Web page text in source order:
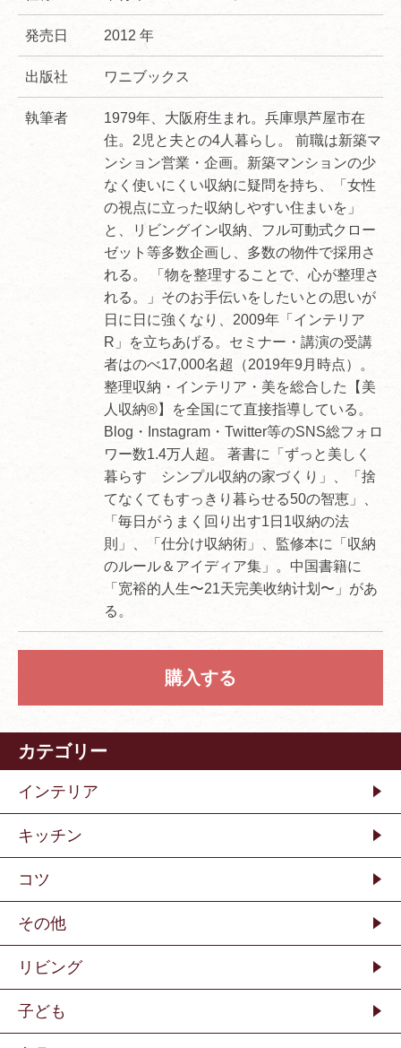
発売日 2012 年
出版社 ワニブックス
執筆者
1979年、大阪府生まれ。兵庫県芦屋市在
住。2児と夫との4人暮らし。 前職は新築マ
ンション営業・企画。新築マンションの少
なく使いにくい収納に疑問を持ち、「女性
の視点に立った収納しやすい住まいを」
と、リビングイン収納、フル可動式クロー
ゼット等多数企画し、多数の物件で採用さ
れる。 「物を整理することで、心が整理さ
れる。」そのお手伝いをしたいとの思いが
日に日に強くなり、2009年「インテリア
R」を立ちあげる。セミナー・講演の受講
者はのべ17,000名超（2019年9月時点）。
整理収納・インテリア・美を総合した【美
人収納®】を全国にて直接指導している。
Blog・Instagram・Twitter等のSNS総フォロ
ワー数1.4万人超。 著書に「ずっと美しく
暮らす シンプル収納の家づくり」、「捨
てなくてもすっきり暮らせる50の智恵」、
「毎日がうまく回り出す1日1収納の法
則」、「仕分け収納術」、監修本に「収納
のルール＆アイディア集」。中国書籍に
「宽裕的人生〜21天完美收纳计划〜」があ
る。
購入する
カテゴリー
インテリア
キッチン
コツ
その他
リビング
子ども